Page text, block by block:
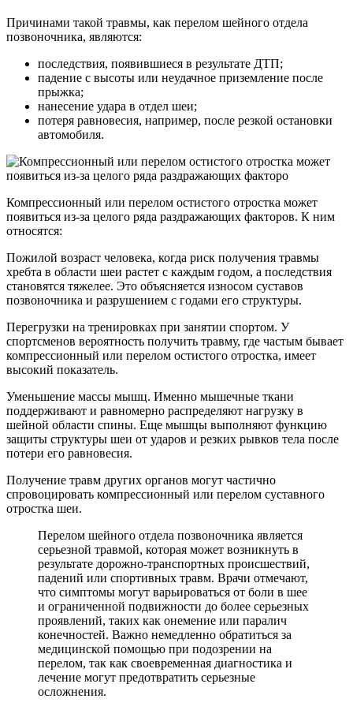
Причинами такой травмы, как перелом шейного отдела
позвоночника, являются:
последствия, появившиеся в результате ДТП;
падение с высоты или неудачное приземление после
прыжка;
нанесение удара в отдел шеи;
потеря равновесия, например, после резкой остановки
автомобиля.
Компрессионный или перелом остистого отростка может
появиться из-за целого ряда раздражающих факторов. К ним
относятся:
Пожилой возраст человека, когда риск получения травмы
хребта в области шеи растет с каждым годом, а последствия
становятся тяжелее. Это объясняется износом суставов
позвоночника и разрушением с годами его структуры.
Перегрузки на тренировках при занятии спортом. У
спортсменов вероятность получить травму, где частым бывает
компрессионный или перелом остистого отростка, имеет
высокий показатель.
Уменьшение массы мышц. Именно мышечные ткани
поддерживают и равномерно распределяют нагрузку в
шейной области спины. Еще мышцы выполняют функцию
защиты структуры шеи от ударов и резких рывков тела после
потери его равновесия.
Получение травм других органов могут частично
спровоцировать компрессионный или перелом суставного
отростка шеи.
Перелом шейного отдела позвоночника является
серьезной травмой, которая может возникнуть в
результате дорожно-транспортных происшествий,
падений или спортивных травм. Врачи отмечают,
что симптомы могут варьироваться от боли в шее
и ограниченной подвижности до более серьезных
проявлений, таких как онемение или паралич
конечностей. Важно немедленно обратиться за
медицинской помощью при подозрении на
перелом, так как своевременная диагностика и
лечение могут предотвратить серьезные
осложнения.